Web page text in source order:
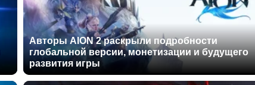
Авторы AION 2 раскрыли подробности
глобальной версии, монетизации и будущего
развития игры